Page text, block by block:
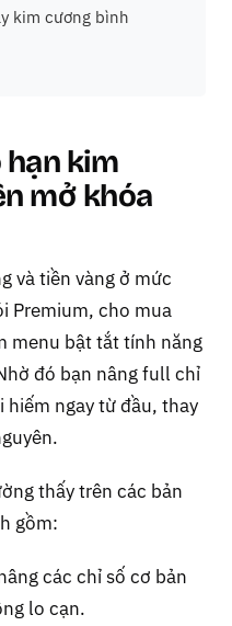
kim cương bình
hạn kim
mở khóa
và tiền vàng ở mức
Premium, cho mua
menu bật tắt tính năng
đó bạn nâng full chỉ
hiếm ngay từ đầu, thay
thấy trên các bản
gồm:
các chỉ số cơ bản
lo cạn.